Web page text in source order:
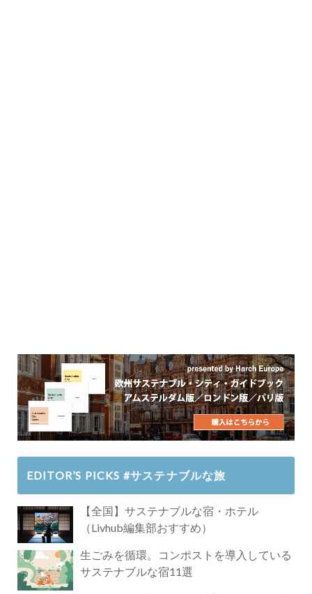
EDITOR’S PICKS #サステナブルな旅
【全国】サステナブルな宿・ホテル
（Livhub編集部おすすめ）
生ごみを循環。コンポストを導入している
サステナブルな宿11選